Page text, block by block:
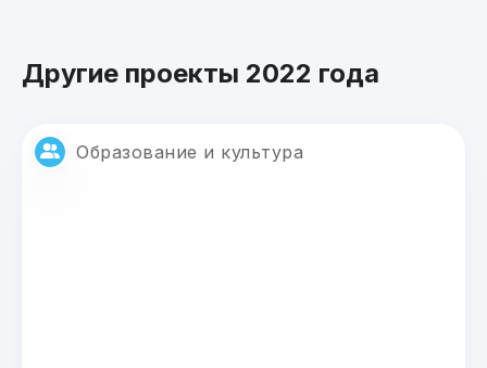
Другие проекты 2022 года
Образование и культура